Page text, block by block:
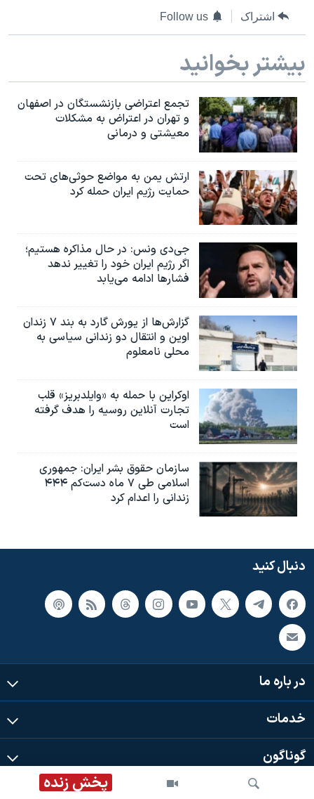
آرشیو پخش زنده
مجموعه مستندهای دادخواهی
دادگاه حمید نوری
چهل سال گروگان‌گیری
قانون شفافیت دارائی کادر رهبری ایران
اعتراضات مردمی آبان ۹۸
اسرائیل در جنگ
نرگس محمدی برنده جایزه نوبل صلح
همایش محافظه‌کاران آمریکا «سی‌پک»
صفحه‌های ویژه
سفر پرزیدنت ترامپ به چین
پخش زنده
اشتراک Follow us
بیشتر بخوانید
تجمع اعتراضی بازنشستگان در اصفهان
و تهران در اعتراض به مشکلات
معیشتی و درمانی
ارتش یمن به مواضع حوثی‌های تحت
حمایت رژیم ایران حمله کرد
جی‌دی ونس: در حال مذاکره هستیم؛
اگر رژیم ایران خود را تغییر ندهد
فشارها ادامه می‌یابد
گزارش‌ها از یورش گارد به بند ۷ زندان
اوین و انتقال دو زندانی سیاسی به
محلی نامعلوم
اوکراین با حمله به «وایلدبریز» قلب
تجارت آنلاین روسیه را هدف گرفته
است
سازمان حقوق بشر ایران: جمهوری
اسلامی طی ۷ ماه دست‌کم ۴۴۴
زندانی را اعدام کرد
دنبال کنید
در باره ما
خدمات
گوناگون